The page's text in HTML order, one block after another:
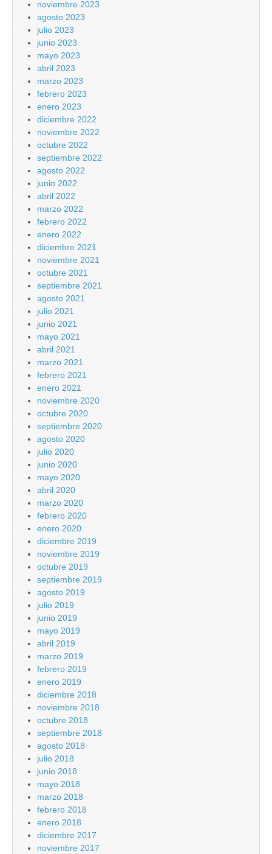
noviembre 2023
agosto 2023
julio 2023
junio 2023
mayo 2023
abril 2023
marzo 2023
febrero 2023
enero 2023
diciembre 2022
noviembre 2022
octubre 2022
septiembre 2022
agosto 2022
junio 2022
abril 2022
marzo 2022
febrero 2022
enero 2022
diciembre 2021
noviembre 2021
octubre 2021
septiembre 2021
agosto 2021
julio 2021
junio 2021
mayo 2021
abril 2021
marzo 2021
febrero 2021
enero 2021
noviembre 2020
octubre 2020
septiembre 2020
agosto 2020
julio 2020
junio 2020
mayo 2020
abril 2020
marzo 2020
febrero 2020
enero 2020
diciembre 2019
noviembre 2019
octubre 2019
septiembre 2019
agosto 2019
julio 2019
junio 2019
mayo 2019
abril 2019
marzo 2019
febrero 2019
enero 2019
diciembre 2018
noviembre 2018
octubre 2018
septiembre 2018
agosto 2018
julio 2018
junio 2018
mayo 2018
marzo 2018
febrero 2018
enero 2018
diciembre 2017
noviembre 2017